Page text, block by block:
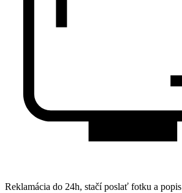
Reklamácia do 24h, stačí poslať fotku a popis